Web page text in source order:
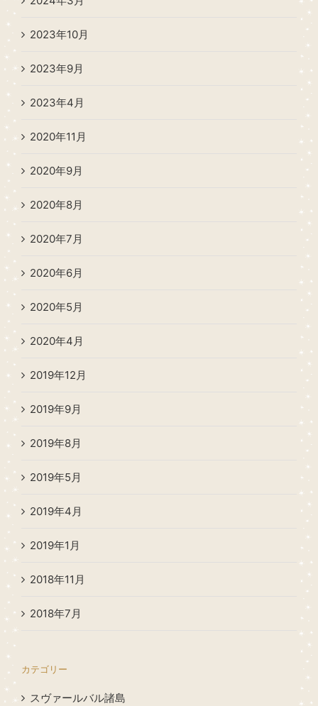
2023年10月
2023年9月
2023年4月
2020年11月
2020年9月
2020年8月
2020年7月
2020年6月
2020年5月
2020年4月
2019年12月
2019年9月
2019年8月
2019年5月
2019年4月
2019年1月
2018年11月
2018年7月
カテゴリー
スヴァールバル諸島